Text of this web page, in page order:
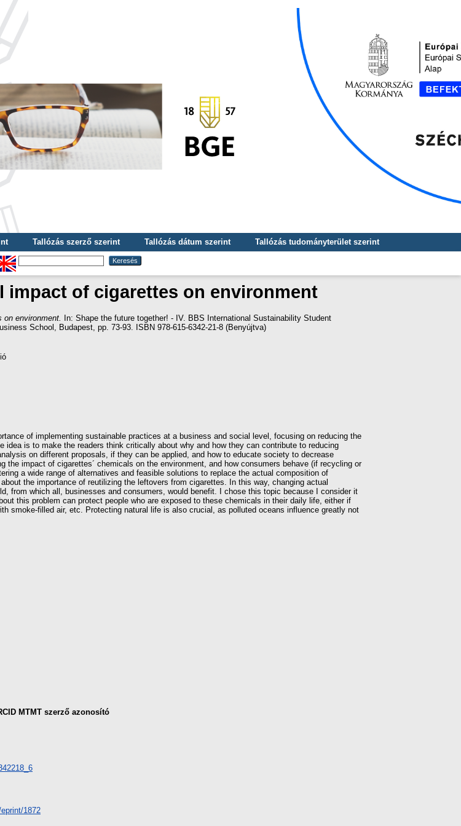
Tallózás szerző szerint Tallózás dátum szerint
Tallózás tudományterület szerint
impact of cigarettes on environment
environment.
In: Shape the future together! - IV. BBS International Sustainability Student
School, Budapest, pp. 73-93. ISBN 978-615-6342-21-8 (Benyújtva)
of implementing sustainable practices at a business and social level, focusing on reducing the
is to make the readers think critically about why and how they can contribute to reducing
on different proposals, if they can be applied, and how to educate society to decrease
impact of cigarettes´ chemicals on the environment, and how consumers behave (if recycling or
a wide range of alternatives and feasible solutions to replace the actual composition of
the importance of reutilizing the leftovers from cigarettes. In this way, changing actual
from which all, businesses and consumers, would benefit. I chose this topic because I consider it
this problem can protect people who are exposed to these chemicals in their daily life, either if
smoke-filled air, etc. Protecting natural life is also crucial, as polluted oceans influence greatly not
MTMT szerző azonosító
1872